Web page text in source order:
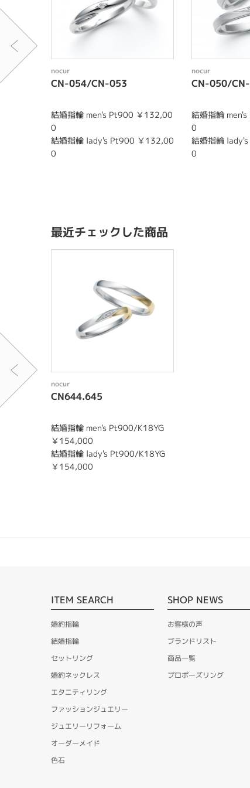
nocur
CN-054/CN-053
結婚指輪 men's Pt900 ￥132,00
0
結婚指輪 lady's Pt900 ￥132,00
0
nocur
CN-050/
結婚指輪
0
結婚指輪
0
最近チェックした商品
nocur
CN644.645
結婚指輪 men's Pt900/K18YG
￥154,000
結婚指輪 lady's Pt900/K18YG
￥154,000
ITEM SEARCH
婚約指輪
結婚指輪
セットリング
婚約ネックレス
エタニティリング
ファッションジュエリー
ジュエリーリフォーム
オーダーメイド
色石
SHOP NEWS
お客様の声
ブランドリスト
商品一覧
プロポーズリング